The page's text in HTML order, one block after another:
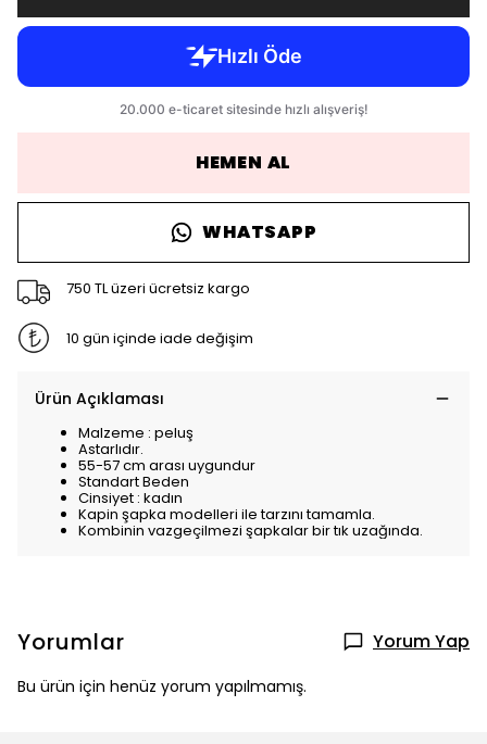
HEMEN AL
WHATSAPP
750 TL üzeri ücretsiz kargo
10 gün içinde iade değişim
Ürün Açıklaması
Malzeme : peluş
Astarlıdır.
55-57 cm arası uygundur
Standart Beden
Cinsiyet : kadın
Kapin şapka modelleri ile tarzını tamamla.
Kombinin vazgeçilmezi şapkalar bir tık uzağında.
Yorumlar Yorum Yap
Bu ürün için henüz yorum yapılmamış.